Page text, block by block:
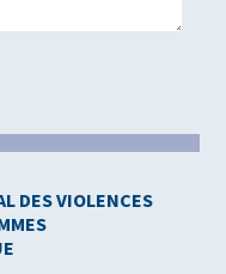
DES VIOLENCES